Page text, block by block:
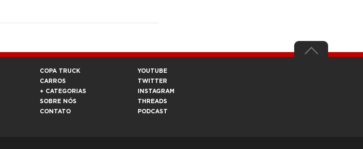
COPA TRUCK
CARROS
+ CATEGORIAS
SOBRE NÓS
CONTATO
YOUTUBE
TWITTER
INSTAGRAM
THREADS
PODCAST